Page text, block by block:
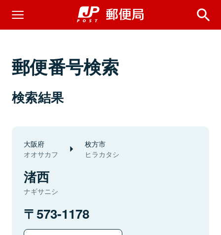
郵便番号検索
検索結果
大阪府
オオサカフ
枚方市
ヒラカタシ
渚西
ナギサニシ
573-1178